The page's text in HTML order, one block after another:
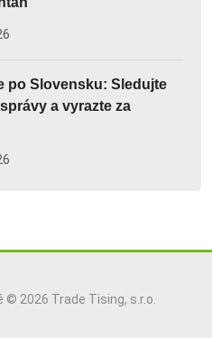
po Slovensku: Sledujte
a vyrazte za
2026 Trade Tising, s.r.o.